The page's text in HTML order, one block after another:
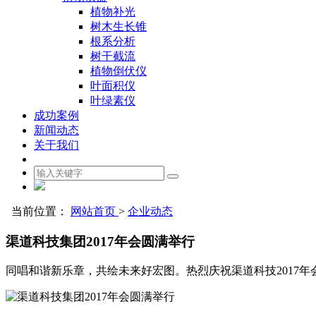
植物补光
树木生长锥
根系分析
树干截流
植物倒伏仪
叶面积仪
叶绿素仪
成功案例
新闻动态
关于我们
当前位置： 网站首页 > 企业动态
渠道科技集团2017年会圆满举行
同唱和谐新乐章，共绘未来好宏图。热烈庆祝渠道科技2017年